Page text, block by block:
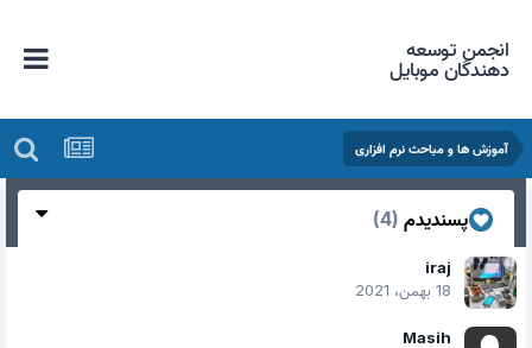
انجمن توسعه
دهندگان موبایل
آموزش ها و مباحث نرم افزاری
پسندیدم (4)
iraj
18 بهمن، 2021
Masih